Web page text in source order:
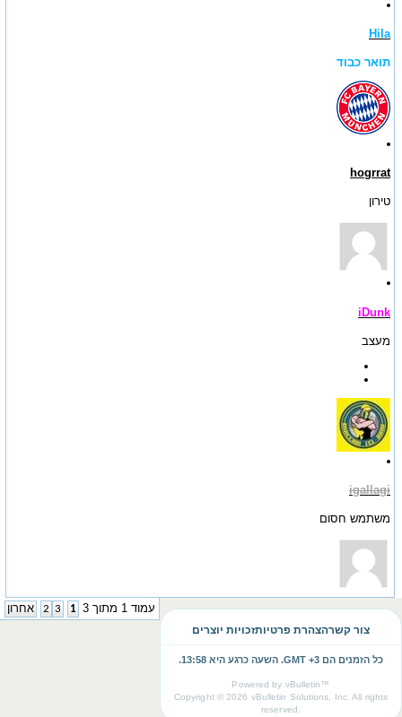
Hila
תואר כבוד
hogrrat
טירון
iDunk
מעצב
igallagi
משתמש חסום
עמוד 1 מתוך 3 1
2 3 אחרון
צור קשרהצהרת פרטיותזכויות יוצרים
כל הזמנים הם GMT +3. השעה כרגע היא 13:58
.
Powered by vBulletin™
Copyright © 2026 vBulletin Solutions, Inc. All rights
reserved.